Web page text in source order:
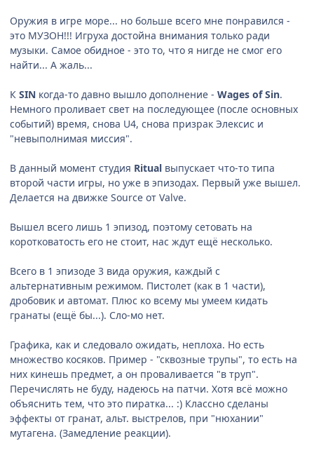
Оружия в игре море... но больше всего мне понравился -
это МУЗОН!!! Игруха достойна внимания только ради
музыки. Самое обидное - это то, что я нигде не смог его
найти... А жаль...
К SIN когда-то давно вышло дополнение - Wages of Sin.
Немного проливает свет на последующее (после основных
событий) время, снова U4, снова призрак Элексис и
"невыполнимая миссия".
В данный момент студия Ritual выпускает что-то типа
второй части игры, но уже в эпизодах. Первый уже вышел.
Делается на движке Source от Valve.
Вышел всего лишь 1 эпизод, поэтому сетовать на
коротковатость его не стоит, нас ждут ещё несколько.
Всего в 1 эпизоде 3 вида оружия, каждый с
альтернативным режимом. Пистолет (как в 1 части),
дробовик и автомат. Плюс ко всему мы умеем кидать
гранаты (ещё бы...). Сло-мо нет.
Графика, как и следовало ожидать, неплоха. Но есть
множество косяков. Пример - "сквозные трупы", то есть на
них кинешь предмет, а он проваливается "в труп".
Перечислять не буду, надеюсь на патчи. Хотя всё можно
объяснить тем, что это пиратка... :) Классно сделаны
эффекты от гранат, альт. выстрелов, при "нюхании"
мутагена. (Замедление реакции).